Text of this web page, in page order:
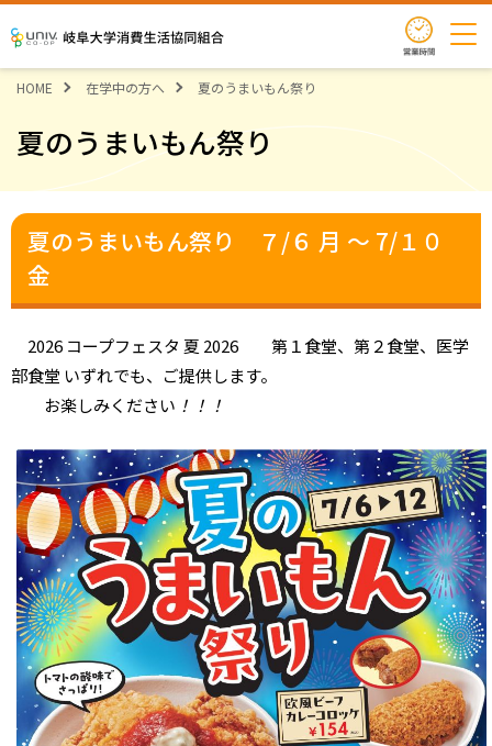
岐阜大学消費生活協同組合
営業時
HOME 在学中の方へ 夏のうまいもん祭り
夏のうまいもん祭り
夏のうまいもん祭り ７/６ 月 ～ 7/１０
金
2026 コープフェスタ 夏 2026 第１食堂、第２食堂、医学
部食堂 いずれでも、ご提供します。
お楽しみください ！！！